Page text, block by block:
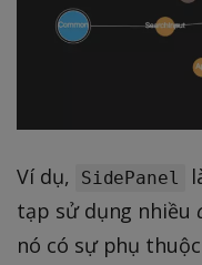
Ví dụ, SidePanel
tạp sử dụng nhiều
nó có sự phụ